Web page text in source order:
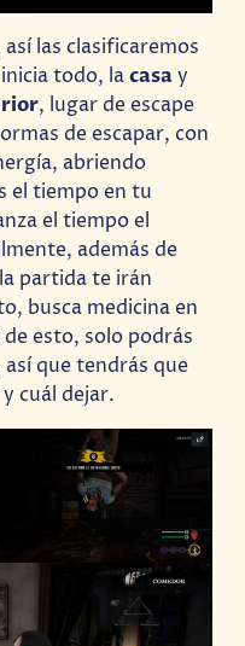
las clasificaremos
todo, lacasay
, lugar de escape
de escapar, con
abriendo
el tiempo en tu
el tiempo el
además de
partida te irán
busca medicina en
esto, solo podrás
que tendrás que
cuál dejar.